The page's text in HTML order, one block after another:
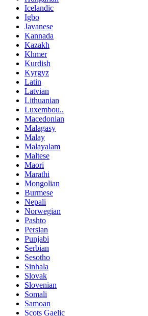
Icelandic
Igbo
Javanese
Kannada
Kazakh
Khmer
Kurdish
Kyrgyz
Latin
Latvian
Lithuanian
Luxembou..
Macedonian
Malagasy
Malay
Malayalam
Maltese
Maori
Marathi
Mongolian
Burmese
Nepali
Norwegian
Pashto
Persian
Punjabi
Serbian
Sesotho
Sinhala
Slovak
Slovenian
Somali
Samoan
Scots Gaelic